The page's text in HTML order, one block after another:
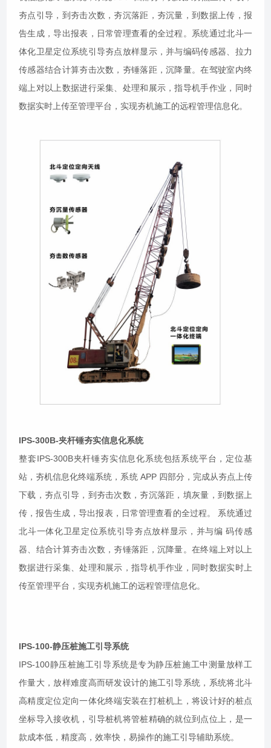
夯点引导，到夯击次数，夯沉落距，夯沉量，到数据上传，报
告生成，导出报表，日常管理查看的全过程。系统通过北斗一
体化卫星定位系统引导夯点放样显示，并与编码传感器、拉力
传感器结合计算夯击次数，夯锤落距，沉降量。在驾驶室内终
端上对以上数据进行采集、处理和展示，指导机手作业，同时
数据实时上传至管理平台，实现夯机施工的远程管理信息化。
IPS-300B-夹杆锤夯实信息化系统
整套IPS-300B夹杆锤夯实信息化系统包括系统平台，定位基
站，夯机信息化终端系统，系统 APP 四部分，完成从夯点上传
下载，夯点引导，到夯击次数，夯沉落距，填灰量，到数据上
传，报告生成，导出报表，日常管理查看的全过程。 系统通过
北斗一体化卫星定位系统引导夯点放样显示，并与编 码传感
器、结合计算夯击次数，夯锤落距，沉降量。在终端上对以上
数据进行采集、处理和展示，指导机手作业，同时数据实时上
传至管理平台，实现夯机施工的远程管理信息化。
IPS-100-静压桩施工引导系统
IPS-100静压桩施工引导系统是专为静压桩施工中测量放样工
作量大，放样难度高而研发设计的施工引导系统，系统将北斗
高精度定位定向一体化终端安装在打桩机上，将设计好的桩点
坐标导入接收机，引导桩机将管桩精确的就位到点位上，是一
款成本低，精度高，效率快，易操作的施工引导辅助系统。